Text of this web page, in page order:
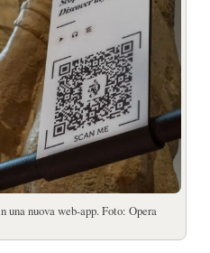
nuova web-app. Foto: Opera